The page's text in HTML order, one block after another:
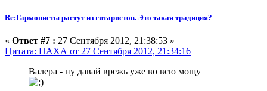
Re:Гармонисты растут из гитаристов. Это такая традиция?
« Ответ #7 : 27 Сентября 2012, 21:38:53 »
Цитата: ПАХА от 27 Сентября 2012, 21:34:16
Валера - ну давай врежь уже во всю мощу